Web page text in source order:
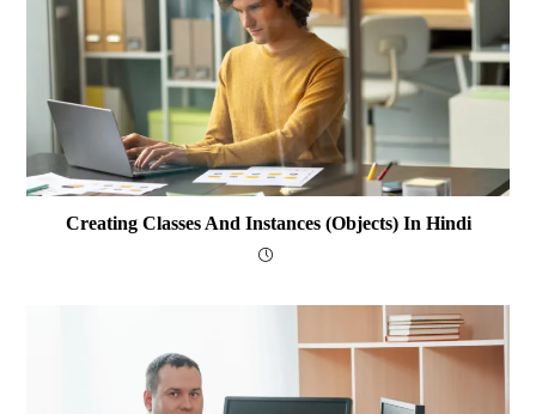
Creating Classes And Instances (Objects) In Hindi